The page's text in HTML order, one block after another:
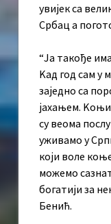
увијек са
Србац а
“Ја такође
Kад год сам у
заједно са
јахањем.
су веома
уживамо у
који воле
можемо
богатији за
Бенић.